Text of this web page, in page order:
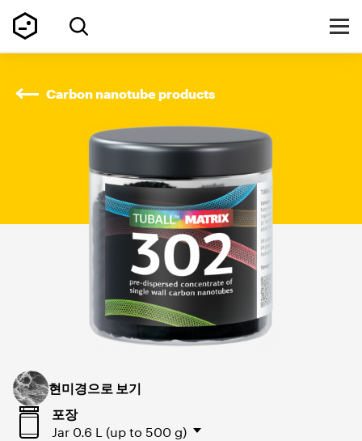
Carbon nanotube products
포장
Jar 0.6 L (up to 500 g)
현미경으로 보기